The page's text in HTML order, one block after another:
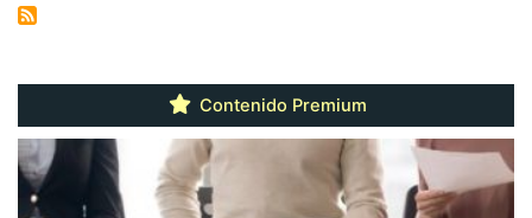
Contenido Premium